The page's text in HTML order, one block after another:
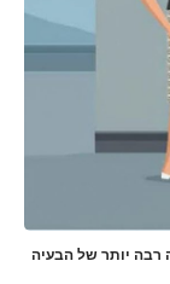
רבה יותר של הבעיה